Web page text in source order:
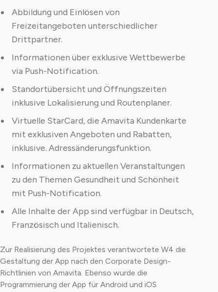
Abbildung und Einlösen von
Freizeitangeboten unterschiedlicher
Drittpartner.
Informationen über exklusive Wettbewerbe
via Push-Notification.
Standortübersicht und Öffnungszeiten
inklusive Lokalisierung und Routenplaner.
Virtuelle StarCard, die Amavita Kundenkarte
mit exklusiven Angeboten und Rabatten,
inklusive. Adressänderungsfunktion.
Informationen zu aktuellen Veranstaltungen
zu den Themen Gesundheit und Schönheit
mit Push-Notification.
Alle Inhalte der App sind verfügbar in Deutsch,
Französisch und Italienisch.
Zur Realisierung des Projektes verantwortete W4 die
Gestaltung der App nach den Corporate Design-
Richtlinien von Amavita. Ebenso wurde die
Programmierung der App für Android und iOS